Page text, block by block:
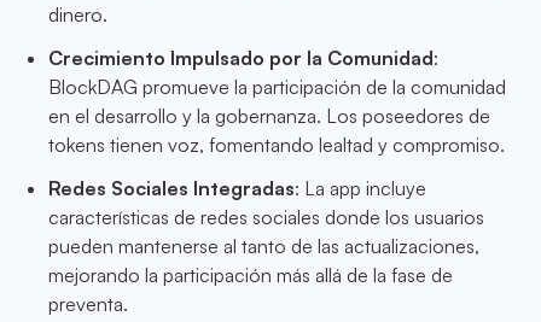
dinero.
Crecimiento Impulsado por la Comunidad:
BlockDAG promueve la participación de la comunidad
en el desarrollo y la gobernanza. Los poseedores de
tokens tienen voz, fomentando lealtad y compromiso.
Redes Sociales Integradas: La app incluye
características de redes sociales donde los usuarios
pueden mantenerse al tanto de las actualizaciones,
mejorando la participación más allá de la fase de
preventa.